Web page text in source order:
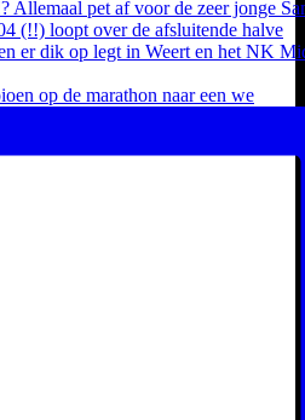
op de marathon naar een we